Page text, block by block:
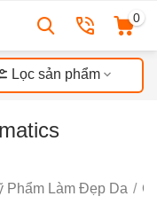
0
Lọc sản phẩm
Phẩm Làm Đẹp Da /